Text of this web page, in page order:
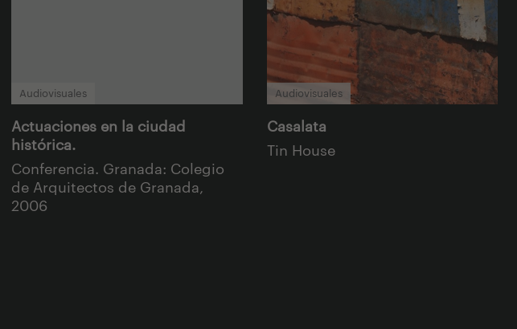
Audiovisuales
Actuaciones en la ciudad
histórica.
Conferencia. Granada: Colegio
de Arquitectos de Granada,
2006
Audiovisuales
Casalata
Tin House